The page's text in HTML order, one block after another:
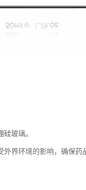
玻璃。
界环境的影响，确保药